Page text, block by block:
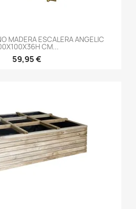
MADERA ESCALERA ANGELIC
CM...
59,95 €